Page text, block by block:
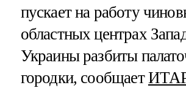
пускает на работу
областных центрах
Украины разбиты
городки, сообщает